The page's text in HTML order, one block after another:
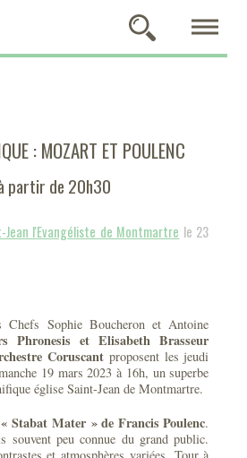
: MOZART ET POULENC
partir de 20h30
Jean l'Evangéliste de Montmartre le 23
Chefs Sophie Boucheron et Antoine
Phronesis et Elisabeth Brasseur
Coruscant proposent les jeudi
19 mars 2023 à 16h, un superbe
église Saint-Jean de Montmartre.
« Stabat Mater » de Francis Poulenc.
souvent peu connue du grand public.